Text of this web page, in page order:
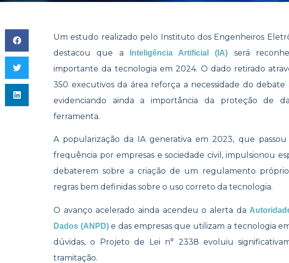
Um estudo realizado pelo Instituto dos Engenheiros
destacou que a
Inteligência Artificial (IA) será
importante da tecnologia em 2024. O dado retirado
350 executivos da área reforça a necessidade do debate
evidenciando ainda a importância da proteção de
ferramenta.
A popularização da IA generativa em 2023, que
frequência por empresas e sociedade civil, impulsionou
debaterem sobre a criação de um regulamento
regras bem definidas sobre o uso correto da tecnologia.
O avanço acelerado ainda acendeu o alerta da
Dados (ANPD)e das empresas que utilizam a tecnologia
dúvidas, o Projeto de Lei n° 2338 evoluiu sig
tramitação.